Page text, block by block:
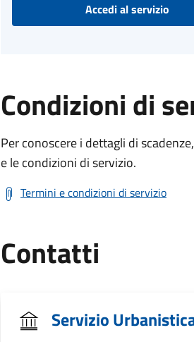
Accedi al servizio
Condizioni di
Per conoscere i dettagli di
e le condizioni di servizio.
Termini e condizioni di servizio
Contatti
Servizio